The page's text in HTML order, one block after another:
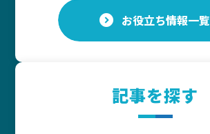
お役立ち情報一覧
記事を探す